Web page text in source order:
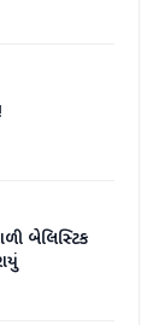
બેલિસ્ટિક